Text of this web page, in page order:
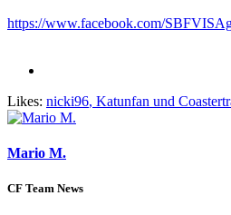
https://www.facebook.com/
Likes: nicki96, Katunfan und
Mario M.
CF Team News